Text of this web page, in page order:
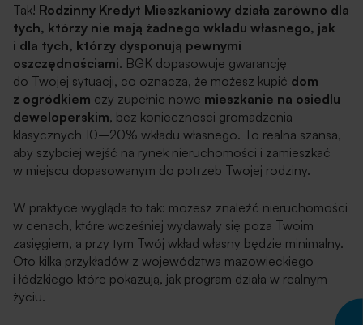
Tak! Rodzinny Kredyt Mieszkaniowy działa zarówno dla
tych, którzy nie mają żadnego wkładu własnego, jak
i dla tych, którzy dysponują pewnymi
oszczędnościami. BGK dopasowuje gwarancję
do Twojej sytuacji, co oznacza, że możesz kupić dom
z ogródkiem czy zupełnie nowe mieszkanie na osiedlu
deweloperskim, bez konieczności gromadzenia
klasycznych 10–20% wkładu własnego. To realna szansa,
aby szybciej wejść na rynek nieruchomości i zamieszkać
w miejscu dopasowanym do potrzeb Twojej rodziny.
W praktyce wygląda to tak: możesz znaleźć nieruchomości
w cenach, które wcześniej wydawały się poza Twoim
zasięgiem, a przy tym Twój wkład własny będzie minimalny.
Oto kilka przykładów z województwa mazowieckiego
i łódzkiego które pokazują, jak program działa w realnym
życiu.